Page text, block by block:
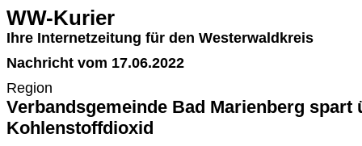
WW-Kurier
Ihre Internetzeitung für den Westerwaldkreis
Nachricht vom 17.06.2022
Region
Verbandsgemeinde Bad Marienberg spart
Kohlenstoffdioxid